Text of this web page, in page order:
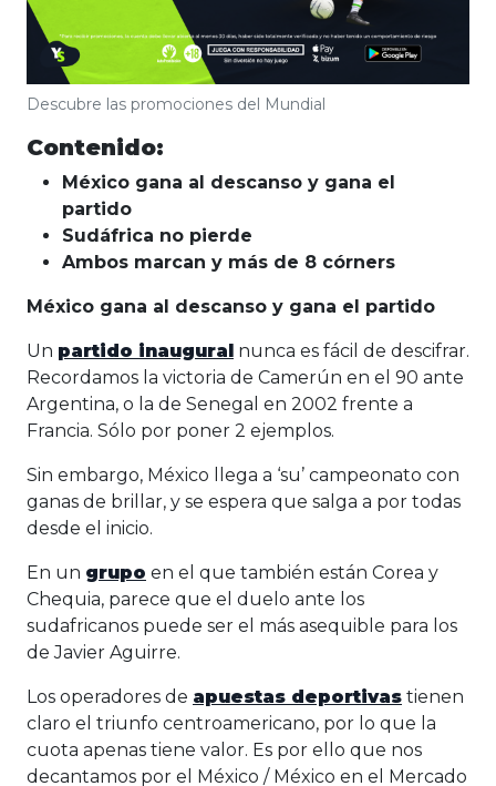
Descubre las promociones del Mundial
Contenido:
México gana al descanso y gana el
partido
Sudáfrica no pierde
Ambos marcan y más de 8 córners
México gana al descanso y gana el partido
Un partido inaugural nunca es fácil de descifrar.
Recordamos la victoria de Camerún en el 90 ante
Argentina, o la de Senegal en 2002 frente a
Francia. Sólo por poner 2 ejemplos.
Sin embargo, México llega a ‘su’ campeonato con
ganas de brillar, y se espera que salga a por todas
desde el inicio.
En un grupo en el que también están Corea y
Chequia, parece que el duelo ante los
sudafricanos puede ser el más asequible para los
de Javier Aguirre.
Los operadores de apuestas deportivas tienen
claro el triunfo centroamericano, por lo que la
cuota apenas tiene valor. Es por ello que nos
decantamos por el México / México en el Mercado